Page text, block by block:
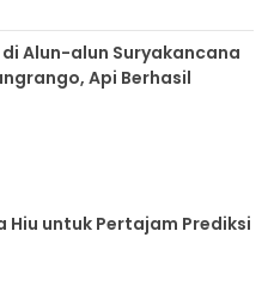
Alun-alun Suryakancana
Api Berhasil
Hiu untuk Pertajam Prediksi